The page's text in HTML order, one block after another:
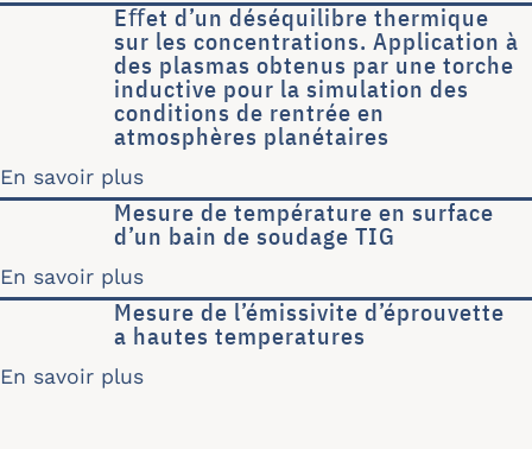
Eﬀet d’un déséquilibre thermique
sur les concentrations. Application à
des plasmas obtenus par une torche
inductive pour la simulation des
conditions de rentrée en
atmosphères planétaires
En savoir plus
Mesure de température en surface
d’un bain de soudage TIG
En savoir plus
Mesure de l’émissivite d’éprouvette
a hautes temperatures
En savoir plus